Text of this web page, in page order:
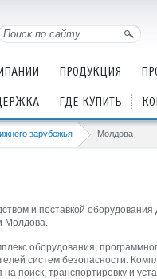
ПРОДУКЦИЯ
ГДЕ КУПИТЬ
зарубежья Молдова
и поставкой
Молдова.
оборудования,
систем безопасности.
поиск, транспортировку и